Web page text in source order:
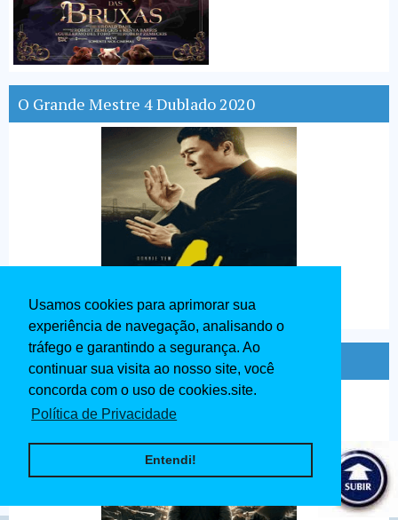
Usamos cookies para aprimorar sua
experiência de navegação, analisando o
tráfego e garantindo a segurança. Ao
continuar sua visita ao nosso site, você
concorda com o uso de cookies.site.
Política de Privacidade
Entendi!
O Grande Mestre 4 Dublado 2020
Ip Man O Mestre do Kung Fu Dublado 2020